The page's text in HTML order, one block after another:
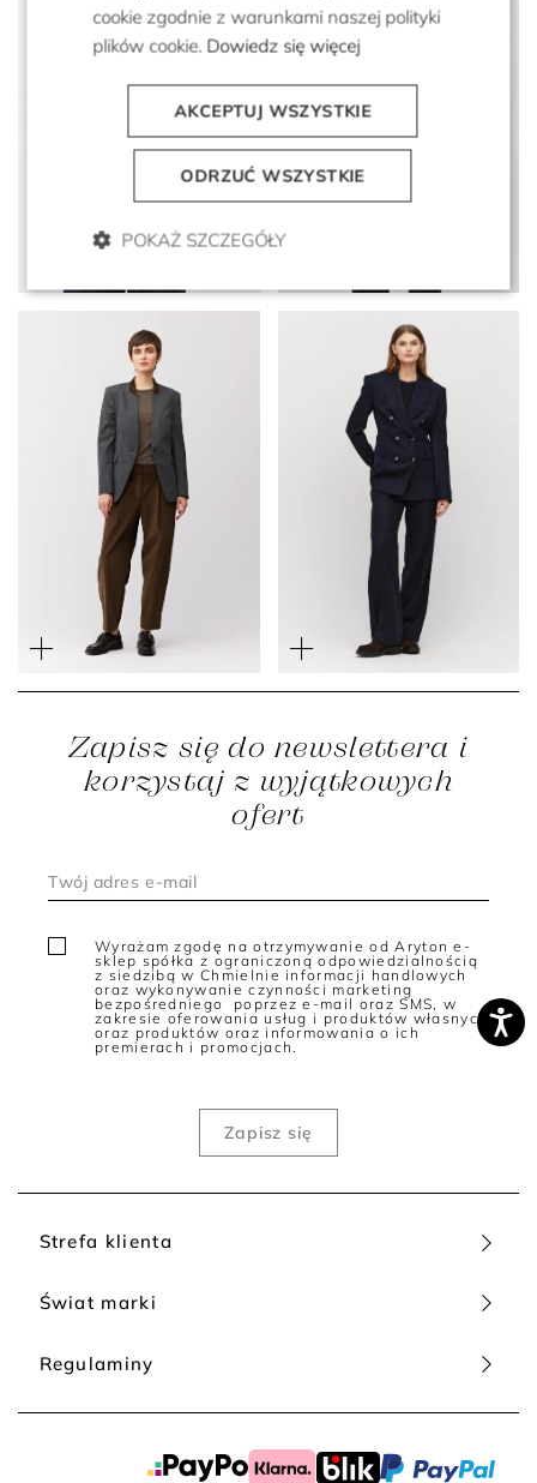
Szary jednorzędowy żakiet
z kaszmirem
2 299 zł
Granatowy żakiet do
garnituru z kaszmirem
2 399 zł
Strefa klienta
Świat marki
Regulaminy
Zapisz się do newslettera i
korzystaj z wyjątkowych
ofert
Wyrażam zgodę na otrzymywanie od Aryton e-
sklep spółka z ograniczoną odpowiedzialnością
z siedzibą w Chmielnie informacji handlowych
oraz wykonywanie czynności marketing
bezpośredniego poprzez e-mail oraz SMS, w
zakresie oferowania usług i produktów własnych
oraz produktów oraz informowania o ich
premierach i promocjach.
cookie zgodnie z warunkami naszej polityki
plików cookie. Dowiedz się więcej
AKCEPTUJ WSZYSTKIE
ODRZUĆ WSZYSTKIE
POKAŻ SZCZEGÓŁY